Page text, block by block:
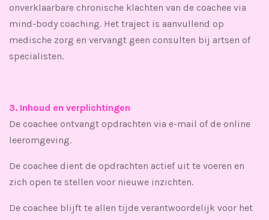
onverklaarbare chronische klachten van de coachee via
mind-body coaching. Het traject is aanvullend op
medische zorg en vervangt geen consulten bij artsen of
specialisten.
3. Inhoud en verplichtingen
De coachee ontvangt opdrachten via e-mail of de online
leeromgeving.
De coachee dient de opdrachten actief uit te voeren en
zich open te stellen voor nieuwe inzichten.
De coachee blijft te allen tijde verantwoordelijk voor het